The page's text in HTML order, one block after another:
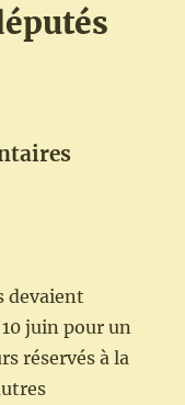
devaient
juin pour un
réservés à la